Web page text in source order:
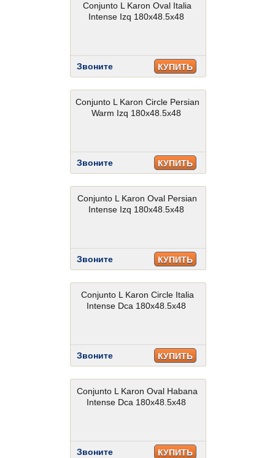
Conjunto L Karon Oval Italia
Intense Izq 180x48.5x48
Звоните КУПИТЬ
Conjunto L Karon Circle Persian
Warm Izq 180x48.5x48
Звоните КУПИТЬ
Conjunto L Karon Oval Persian
Intense Izq 180x48.5x48
Звоните КУПИТЬ
Conjunto L Karon Circle Italia
Intense Dca 180x48.5x48
Звоните КУПИТЬ
Conjunto L Karon Oval Habana
Intense Dca 180x48.5x48
Звоните КУПИТЬ